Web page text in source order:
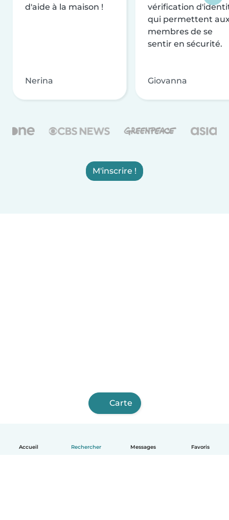
Accueil Rechercher Messages Favoris
d'aide à la maison !
Nerina
vérification
qui permettent
membres de se
sentir en sécurité.
Giovanna
M'inscrire !
Carte